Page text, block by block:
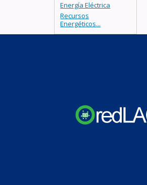
Energía Eléctrica
Recursos
Energéticos...